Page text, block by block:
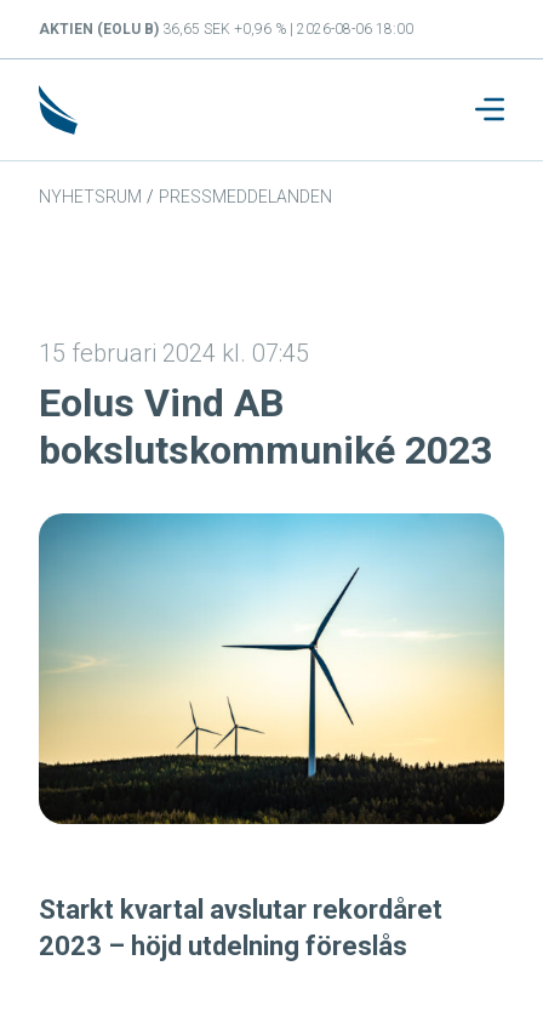
AKTIEN (EOLU B) 36,65 SEK +0,96 % | 2026-08-06 18:00
NYHETSRUM / PRESSMEDDELANDEN
15 februari 2024 kl. 07:45
Eolus Vind AB
bokslutskommuniké 2023
Starkt kvartal avslutar rekordåret
2023 – höjd utdelning föreslås